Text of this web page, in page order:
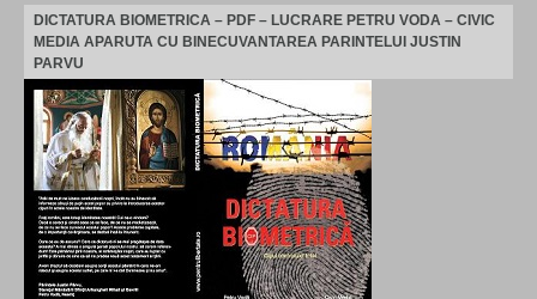
DICTATURA BIOMETRICA – PDF – LUCRARE PETRU VODA – CIVIC
MEDIA APARUTA CU BINECUVANTAREA PARINTELUI JUSTIN
PARVU